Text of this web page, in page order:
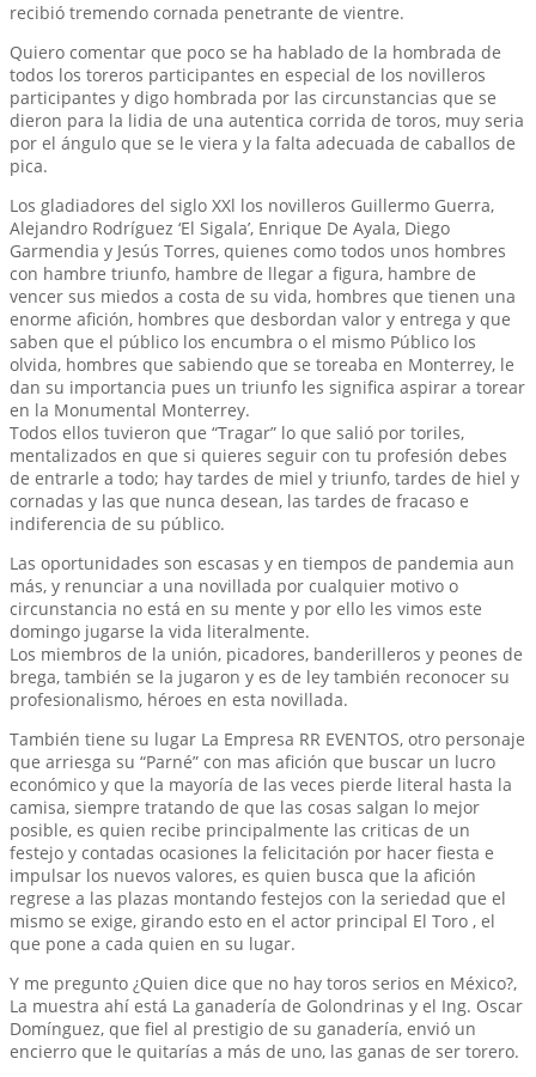
recibió tremendo cornada penetrante de vientre.
Quiero comentar que poco se ha hablado de la hombrada de
todos los toreros participantes en especial de los novilleros
participantes y digo hombrada por las circunstancias que se
dieron para la lidia de una autentica corrida de toros, muy seria
por el ángulo que se le viera y la falta adecuada de caballos de
pica.
Los gladiadores del siglo XXl los novilleros Guillermo Guerra,
Alejandro Rodríguez ‘El Sigala’, Enrique De Ayala, Diego
Garmendia y Jesús Torres, quienes como todos unos hombres
con hambre triunfo, hambre de llegar a figura, hambre de
vencer sus miedos a costa de su vida, hombres que tienen una
enorme afición, hombres que desbordan valor y entrega y que
saben que el público los encumbra o el mismo Público los
olvida, hombres que sabiendo que se toreaba en Monterrey, le
dan su importancia pues un triunfo les significa aspirar a torear
en la Monumental Monterrey.
Todos ellos tuvieron que “Tragar” lo que salió por toriles,
mentalizados en que si quieres seguir con tu profesión debes
de entrarle a todo; hay tardes de miel y triunfo, tardes de hiel y
cornadas y las que nunca desean, las tardes de fracaso e
indiferencia de su público.
Las oportunidades son escasas y en tiempos de pandemia aun
más, y renunciar a una novillada por cualquier motivo o
circunstancia no está en su mente y por ello les vimos este
domingo jugarse la vida literalmente.
Los miembros de la unión, picadores, banderilleros y peones de
brega, también se la jugaron y es de ley también reconocer su
profesionalismo, héroes en esta novillada.
También tiene su lugar La Empresa RR EVENTOS, otro personaje
que arriesga su “Parné” con mas afición que buscar un lucro
económico y que la mayoría de las veces pierde literal hasta la
camisa, siempre tratando de que las cosas salgan lo mejor
posible, es quien recibe principalmente las criticas de un
festejo y contadas ocasiones la felicitación por hacer fiesta e
impulsar los nuevos valores, es quien busca que la afición
regrese a las plazas montando festejos con la seriedad que el
mismo se exige, girando esto en el actor principal El Toro , el
que pone a cada quien en su lugar.
Y me pregunto ¿Quien dice que no hay toros serios en México?,
La muestra ahí está La ganadería de Golondrinas y el Ing. Oscar
Domínguez, que fiel al prestigio de su ganadería, envió un
encierro que le quitarías a más de uno, las ganas de ser torero.